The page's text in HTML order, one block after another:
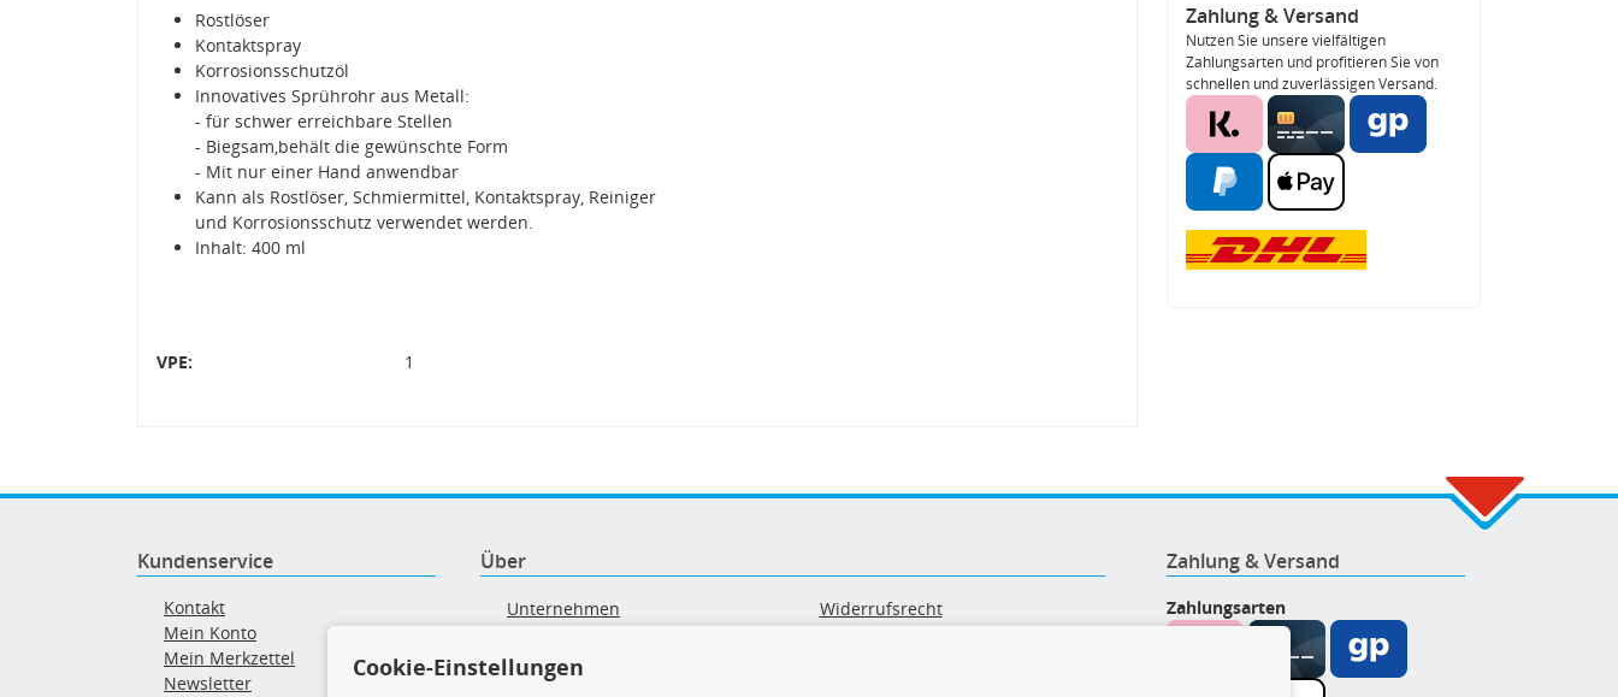
Rostlöser
Kontaktspray
Korrosionsschutzöl
Innovatives Sprührohr aus Metall:
- für schwer erreichbare Stellen
- Biegsam,behält die gewünschte Form
- Mit nur einer Hand anwendbar
Kann als Rostlöser, Schmiermittel, Kontaktspray, Reiniger
und Korrosionsschutz verwendet werden.
Inhalt: 400 ml
VPE: 1
Zahlung & Versand
Nutzen Sie unsere vielfältigen
Zahlungsarten und profitieren Sie von
schnellen und zuverlässigen Versand.
Kundenservice
Kontakt
Mein Konto
Mein Merkzettel
Newsletter
Über
Unternehmen
Versand & Zahlung
Widerrufsrecht
Zahlung & Versand
Zahlungsarten
Cookie-Einstellungen